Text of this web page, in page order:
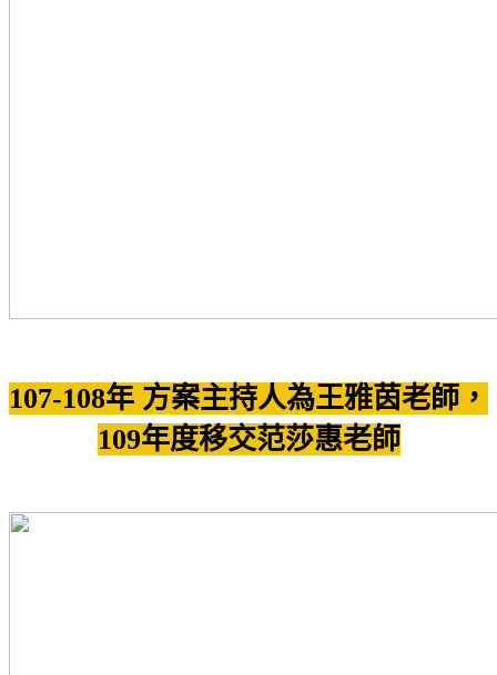
107-108年 方案主持人為王雅茵老師，
109年度移交范莎惠老師